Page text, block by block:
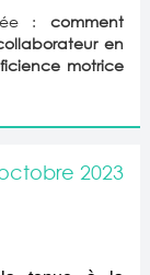
:comment
en
motrice
2023